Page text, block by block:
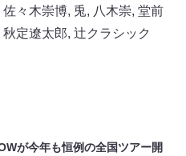
佐々木崇博, 兎, 八木崇, 堂前
秋定遼太郎, 辻クラシック
が今年も恒例の全国ツアー開